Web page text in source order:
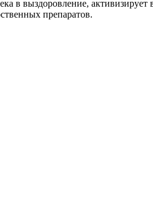
в выздоровление,
препаратов.